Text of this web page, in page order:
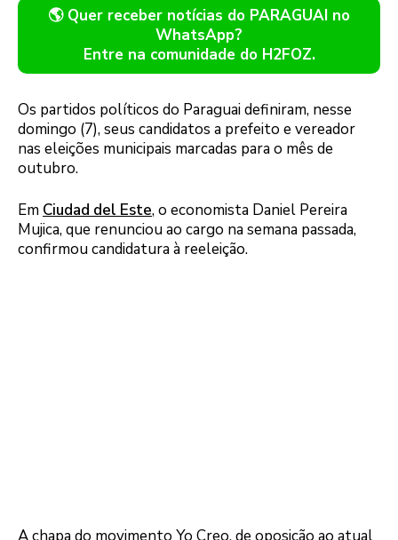
🌎 Quer receber notícias do PARAGUAI no
WhatsApp?
Entre na comunidade do H2FOZ.
Os partidos políticos do Paraguai definiram, nesse
domingo (7), seus candidatos a prefeito e vereador
nas eleições municipais marcadas para o mês de
outubro.
Em Ciudad del Este, o economista Daniel Pereira
Mujica, que renunciou ao cargo na semana passada,
confirmou candidatura à reeleição.